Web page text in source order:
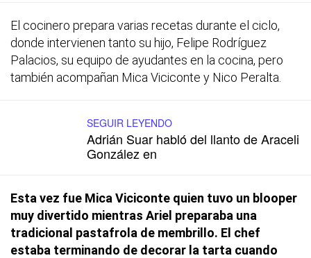
El cocinero prepara varias recetas durante el ciclo,
donde intervienen tanto su hijo, Felipe Rodríguez
Palacios, su equipo de ayudantes en la cocina, pero
también acompañan Mica Viciconte y Nico Peralta.
SEGUIR LEYENDO
Adrián Suar habló del llanto de Araceli
González en
Esta vez fue Mica Viciconte quien tuvo un blooper
muy divertido mientras Ariel preparaba una
tradicional pastafrola de membrillo. El chef
estaba terminando de decorar la tarta cuando